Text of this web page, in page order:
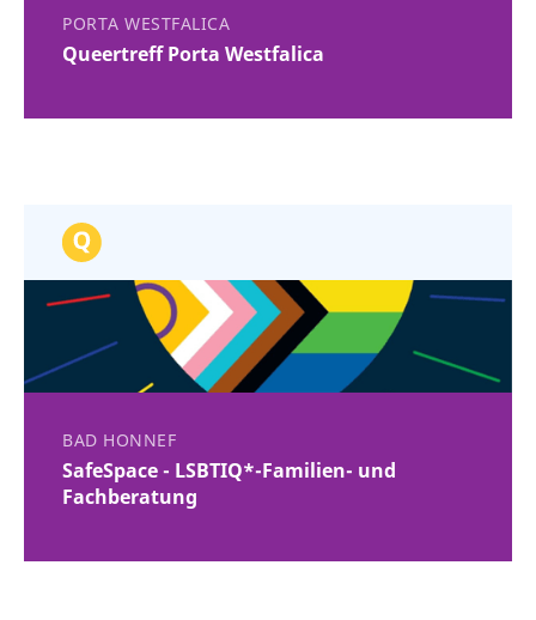
PORTA WESTFALICA
Queertreff Porta Westfalica
BAD HONNEF
SafeSpace - LSBTIQ*-Familien- und
Fachberatung